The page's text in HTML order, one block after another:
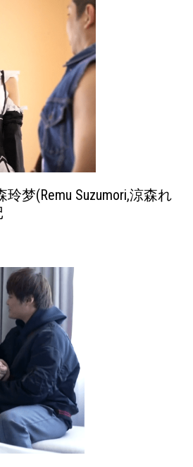
玲梦(Remu Suzumori,涼森れ